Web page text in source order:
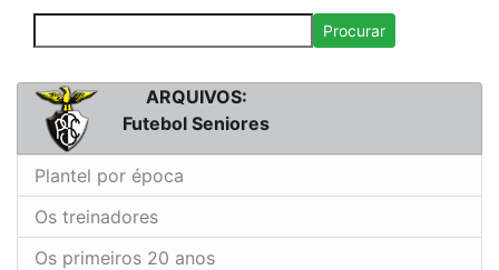
Procurar
ARQUIVOS:
Futebol Seniores
Plantel por época
Os treinadores
Os primeiros 20 anos